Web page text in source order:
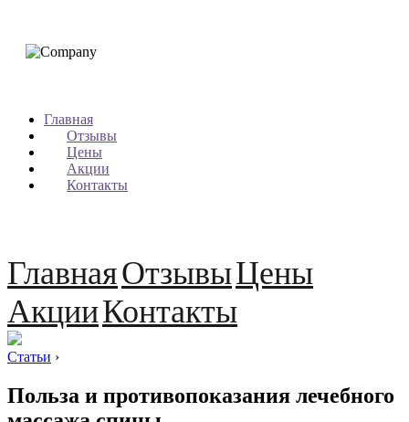
Главная
Отзывы
Цены
Акции
Контакты
ГлавнаяОтзывыЦены
АкцииКонтакты
Статьи ›
Польза и противопоказания лечебного